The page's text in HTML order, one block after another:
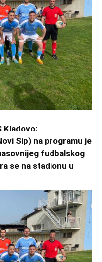
Kladovo:
Sip) na programu je
fudbalskog
se na stadionu u